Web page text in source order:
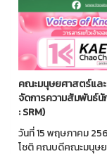
คณะมนุษยศาสตร์แล
จัดการความสัมพันธ์นั
: SRM)
วันที่ 15 พฤษภาคม
โชติ คณบดีคณะมนุษย